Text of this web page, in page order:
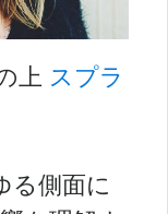
上 スプラ
る側面に